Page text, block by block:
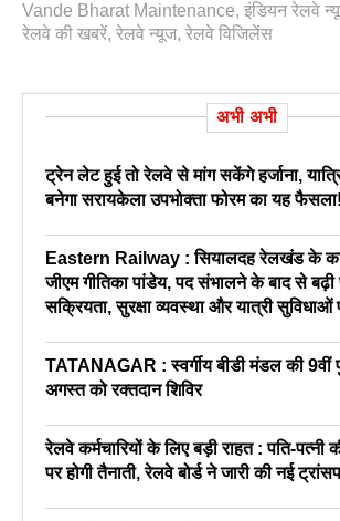
Vande Bharat Maintenance, इंडियन रेलवे
रेलवे की खबरें, रेलवे न्‍यूज, रेलवे विजिलेंस
अभी अभी
ट्रेन लेट हुई तो रेलवे से मांग सकेंगे हर्जाना,
बनेगा सरायकेला उपभोक्ता फोरम का यह फैसला!
Eastern Railway : सियालदह रेलखंड के
जीएम गीतिका पांडेय, पद संभालने के बाद से
सक्रियता, सुरक्षा व्यवस्था और यात्री
TATANAGAR : स्वर्गीय बीडी मंडल की 9वीं
अगस्त को रक्तदान शिविर
रेलवे कर्मचारियों के लिए बड़ी राहत : पति-पत्नी
पर होगी तैनाती, रेलवे बोर्ड ने जारी की नई